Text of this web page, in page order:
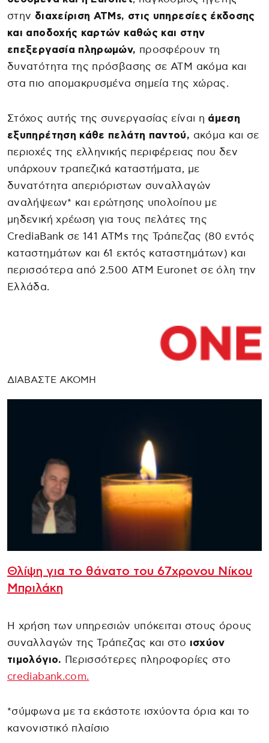
στην διαχείριση ΑΤΜs, στις υπηρεσίες έκδοσης
και αποδοχής καρτών καθώς και στην
επεξεργασία πληρωμών, προσφέρουν τη
δυνατότητα της πρόσβασης σε ΑΤΜ ακόμα και
στα πιο απομακρυσμένα σημεία της χώρας.
Στόχος αυτής της συνεργασίας είναι η άμεση
εξυπηρέτηση κάθε πελάτη παντού, ακόμα και σε
περιοχές της ελληνικής περιφέρειας που δεν
υπάρχουν τραπεζικά καταστήματα, με
δυνατότητα απεριόριστων συναλλαγών
αναλήψεων* και ερώτησης υπολοίπου με
μηδενική χρέωση για τους πελάτες της
CrediaBank σε 141 ATMs της Τράπεζας (80 εντός
καταστημάτων και 61 εκτός καταστημάτων) και
περισσότερα από 2.500 ATM Euronet σε όλη την
Ελλάδα.
ΔΙΑΒΑΣΤΕ ΑΚΟΜΗ
Θλίψη για το θάνατο του 67χρονου Νίκου
Μπριλάκη
Η χρήση των υπηρεσιών υπόκειται στους όρους
συναλλαγών της Τράπεζας και στο ισχύον
τιμολόγιο. Περισσότερες πληροφορίες στο
crediabank.com.
*σύμφωνα με τα εκάστοτε ισχύοντα όρια και το
κανονιστικό πλαίσιο